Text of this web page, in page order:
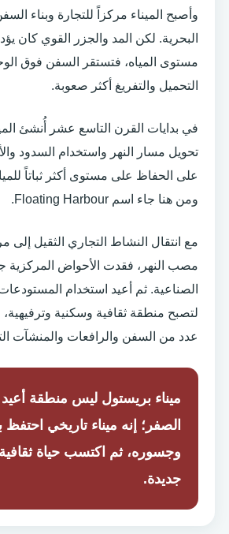
وأصبح الميناء مركزاً للتجارة وبناء
البحرية. لكن المد والجزر القوي كان
مستوى المياه، فتستقر السفن فوق
التحميل والتفريغ أكثر صعوبة.
في بدايات القرن التاسع عشر أُنشئ
تحويل مسار النهر واستخدام السدود
على الحفاظ على مستوى أكثر ثباتاً
ومن هنا جاء اسم Floating Harbour.
مع انتقال النشاط التجاري الثقيل إلى
مصب النهر، فقدت الأحواض المركزية
الصناعية. ثم أعيد استخدام
لتصبح منطقة ثقافية وسكنية
عدد من السفن والرافعات والمنشآت
ميناء بريستول ليس منطقة أعيد
الصفر؛ إنه ميناء تاريخي
وجسوره، ثم اكتسب حياة ثقافية
جديدة.